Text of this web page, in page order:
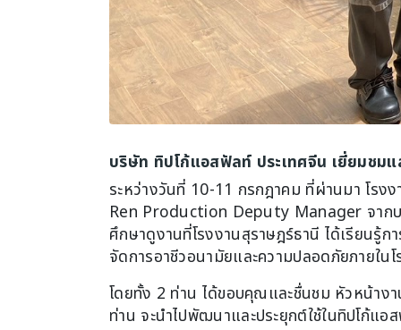
บริษัท ทิปโก้แอสฟัลท์ ประเทศจีน เยี่ยมชม
ระหว่างวันที่ 10-11 กรกฎาคม ที่ผ่านมา โร
Ren Production Deputy Manager จาก
ศึกษาดูงานที่โรงงานสุราษฎร์ธานี ได้เรียนรู้
จัดการอาชีวอนามัยและความปลอดภัยภายใน
โดยทั้ง 2 ท่าน ได้ขอบคุณและชื่นชม หัวหน้าง
ท่าน จะนำไปพัฒนาและประยุกต์ใช้ในทิปโก้แอ